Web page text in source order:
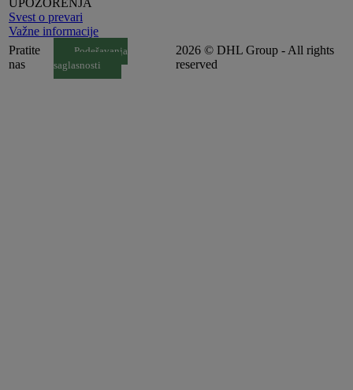
UPOZORENJA
Svest o prevari
Važne informacije
Pratite
nas
Podešavanja
saglasnosti
2026 © DHL Group - All rights
reserved